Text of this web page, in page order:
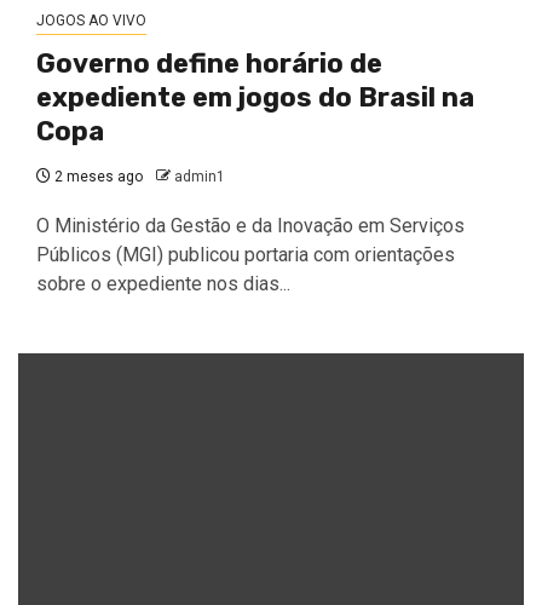
JOGOS AO VIVO
Governo define horário de
expediente em jogos do Brasil na
Copa
2 meses ago admin1
O Ministério da Gestão e da Inovação em Serviços
Públicos (MGI) publicou portaria com orientações
sobre o expediente nos dias...